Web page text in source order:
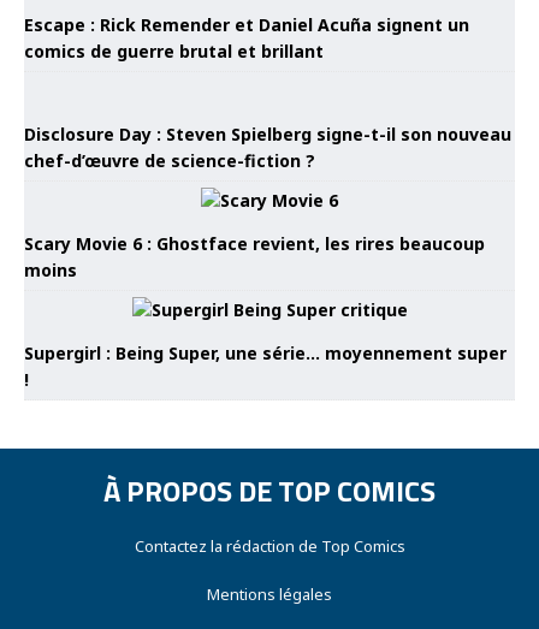
Escape : Rick Remender et Daniel Acuña signent un
comics de guerre brutal et brillant
Disclosure Day : Steven Spielberg signe-t-il son nouveau
chef-d’œuvre de science-fiction ?
Scary Movie 6 : Ghostface revient, les rires beaucoup
moins
Supergirl : Being Super, une série… moyennement super
!
À PROPOS DE TOP COMICS
Contactez la rédaction de Top Comics
Mentions légales